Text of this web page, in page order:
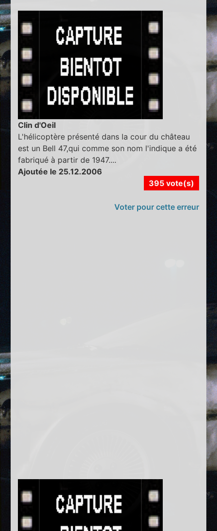
Clin d'Oeil
L'hélicoptère présenté dans la cour du château
est un Bell 47,qui comme son nom l'indique a été
fabriqué à partir de 1947....
Ajoutée le 25.12.2006
395 vote(s)
Voter pour cette erreur